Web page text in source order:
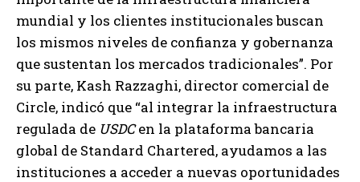
mundial y los clientes institucionales buscan
los mismos niveles de confianza y gobernanza
que sustentan los mercados tradicionales”. Por
su parte, Kash Razzaghi, director comercial de
Circle, indicó que “al integrar la infraestructura
regulada de USDCen la plataforma bancaria
global de Standard Chartered, ayudamos a las
instituciones a acceder a nuevas oportunidades